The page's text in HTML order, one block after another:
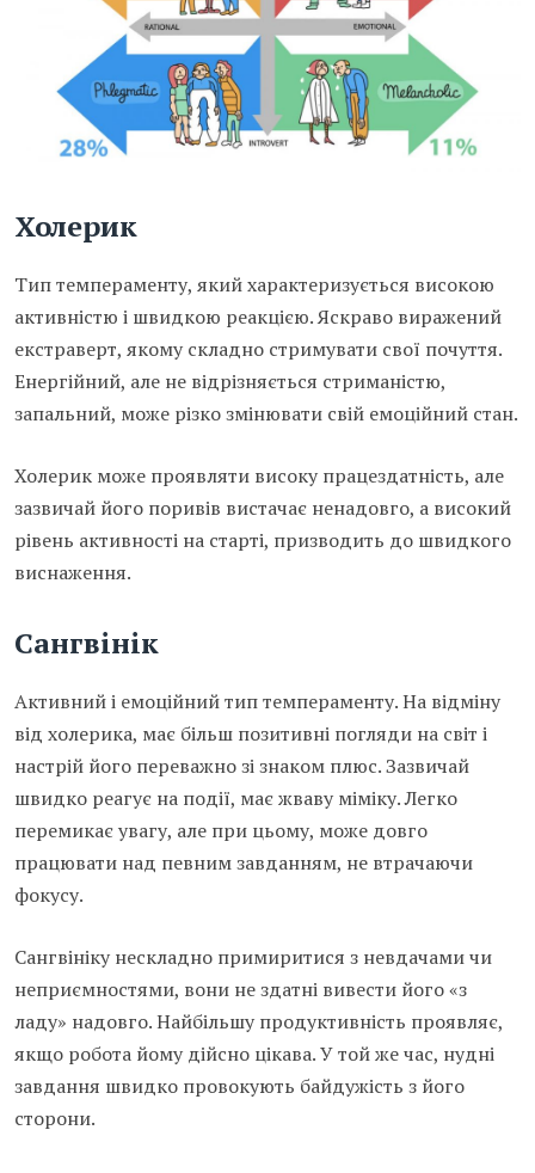
Холерик
Тип темпераменту, який характеризується високою
активністю і швидкою реакцією. Яскраво виражений
екстраверт, якому складно стримувати свої почуття.
Енергійний, але не відрізняється стриманістю,
запальний, може різко змінювати свій емоційний стан.
Холерик може проявляти високу працездатність, але
зазвичай його поривів вистачає ненадовго, а високий
рівень активності на старті, призводить до швидкого
виснаження.
Сангвінік
Активний і емоційний тип темпераменту. На відміну
від холерика, має більш позитивні погляди на світ і
настрій його переважно зі знаком плюс. Зазвичай
швидко реагує на події, має жваву міміку. Легко
перемикає увагу, але при цьому, може довго
працювати над певним завданням, не втрачаючи
фокусу.
Сангвініку нескладно примиритися з невдачами чи
неприємностями, вони не здатні вивести його «з
ладу» надовго. Найбільшу продуктивність проявляє,
якщо робота йому дійсно цікава. У той же час, нудні
завдання швидко провокують байдужість з його
сторони.